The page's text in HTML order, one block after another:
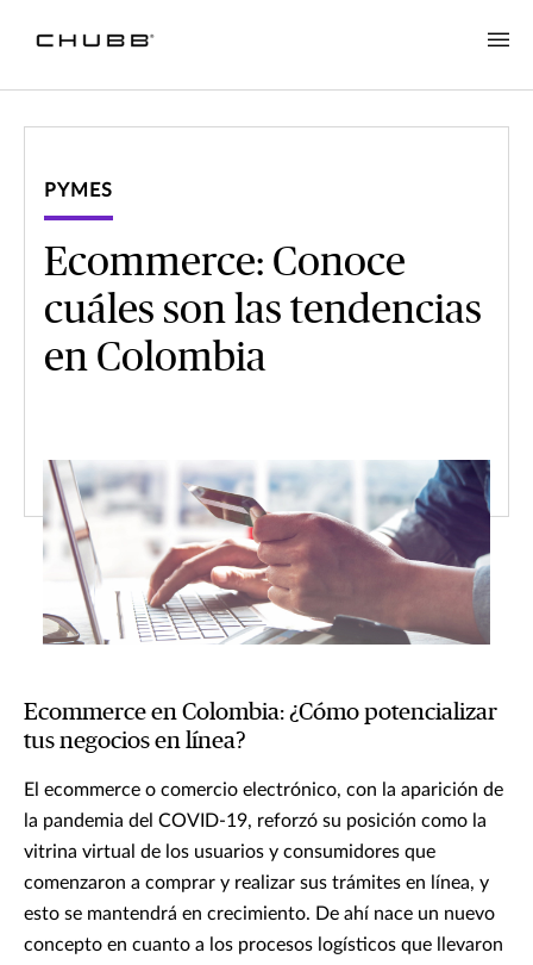
PYMES
Ecommerce: Conoce
cuáles son las tendencias
en Colombia
Ecommerce en Colombia: ¿Cómo potencializar
tus negocios en línea?
El ecommerce o comercio electrónico, con la aparición de
la pandemia del COVID-19, reforzó su posición como la
vitrina virtual de los usuarios y consumidores que
comenzaron a comprar y realizar sus trámites en línea, y
esto se mantendrá en crecimiento. De ahí nace un nuevo
concepto en cuanto a los procesos logísticos que llevaron